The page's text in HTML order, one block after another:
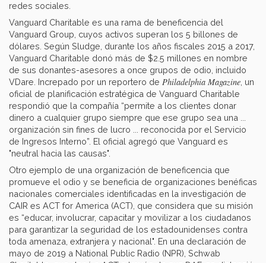
redes sociales.
Vanguard Charitable es una rama de beneficencia del
Vanguard Group, cuyos activos superan los 5 billones de
dólares. Según Sludge, durante los años fiscales 2015 a 2017,
Vanguard Charitable donó más de $2.5 millones en nombre
de sus donantes-asesores a once grupos de odio, incluido
VDare. Increpado por un reportero de Philadelphia Magazine , un
oficial de planificación estratégica de Vanguard Charitable
respondió que la compañía “permite a los clientes donar
dinero a cualquier grupo siempre que ese grupo sea una ...
organización sin fines de lucro ... reconocida por el Servicio
de Ingresos Interno”. El oficial agregó que Vanguard es
"neutral hacia las causas".
Otro ejemplo de una organización de beneficencia que
promueve el odio y se beneficia de organizaciones benéficas
nacionales comerciales identificadas en la investigación de
CAIR es ACT for America (ACT), que considera que su misión
es “educar, involucrar, capacitar y movilizar a los ciudadanos
para garantizar la seguridad de los estadounidenses contra
toda amenaza, extranjera y nacional". En una declaración de
mayo de 2019 a National Public Radio (NPR), Schwab